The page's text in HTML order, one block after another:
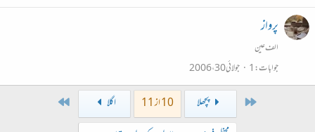
پرواز
الف عین
جوابات 1 جولائی 30، 2006
پچھلا 10 از 11 اگلا